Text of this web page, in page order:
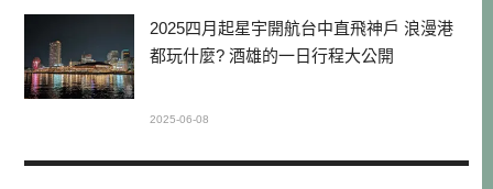
2025四月起星宇開航台中直飛神戶 浪漫港
都玩什麼? 酒雄的一日行程大公開
2025-06-08